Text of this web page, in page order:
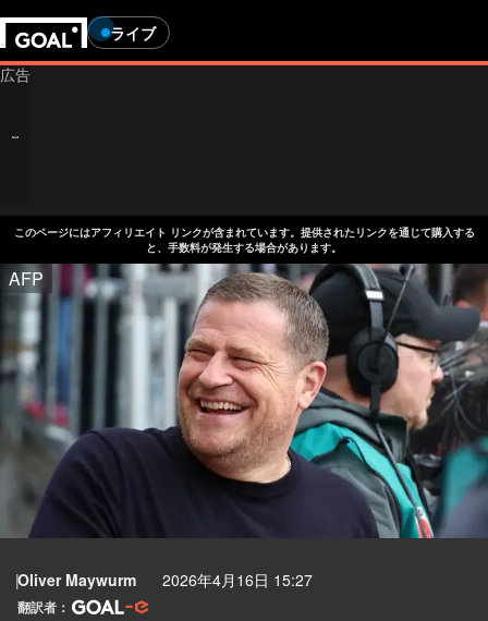
ライブ
このページにはアフィリエイト リンクが含まれています。提供されたリンクを通じて購入する
と、手数料が発生する場合があります。
AFP
Oliver Maywurm 2026年4月16日 15:27
翻訳者：